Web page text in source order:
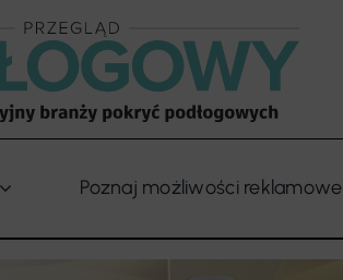
Poznaj możliwości reklamowe